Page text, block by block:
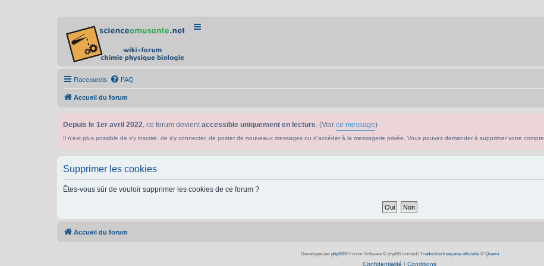
Raccourcis FAQ
Accueil du forum
Depuis le 1er avril 2022, ce forum devientaccessible uniquement en lecture. (Voir ce message)
Il n'est plus possible de s'y inscrire, de s'y connecter, de poster de nouveaux messages ou d'accéder à la messagerie privée. Vous pouvez demander à supprimer votre compte
Supprimer les cookies
Êtes-vous sûr de vouloir supprimer les cookies de ce forum ?
Accueil du forum
Développé par phpBB® Forum Software © phpBB Limited Traduction française officielle© Qiaeru
Confidentialité | Conditions